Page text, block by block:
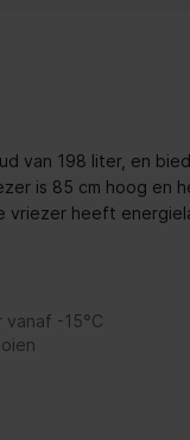
van 198 liter, en
is 85 cm hoog en
vriezer heeft
-15°C